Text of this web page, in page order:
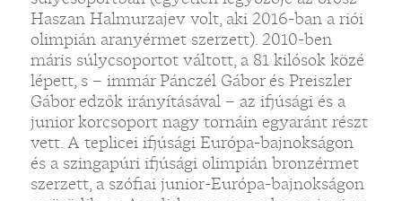
Haszan Halmurzajev volt, aki 2016-ban a riói
olimpián aranyérmet szerzett). 2010-ben
máris súlycsoportot váltott, a 81 kilósok közé
lépett, s – immár Pánczél Gábor és Preiszler
Gábor edzők irányításával – az ifjúsági és a
junior korcsoport nagy tornáin egyaránt részt
vett. A teplicei ifjúsági Európa-bajnokságon
és a szingapúri ifjúsági olimpián bronzérmet
szerzett, a szófiai junior-Európa-bajnokságon